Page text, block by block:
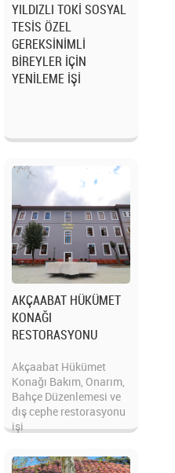
YILDIZLI TOKİ SOSYAL
TESİS ÖZEL
GEREKSİNİMLİ
BİREYLER İÇİN
YENİLEME İŞİ
AKÇAABAT HÜKÜMET
KONAĞI
RESTORASYONU
Akçaabat Hükümet
Konağı Bakım, Onarım,
Bahçe Düzenlemesi ve
dış cephe restorasyonu
işi